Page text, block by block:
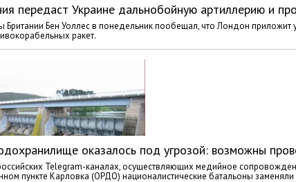
передаст Украине дальнобойную артиллерию и
Бен Уоллес в понедельник пообещал, что Лондон
ракет.
оказалось под угрозой: возможны
Telegram-каналах, осуществляющих медийное
пункте Карловка (ОРДО) националистические батальоны